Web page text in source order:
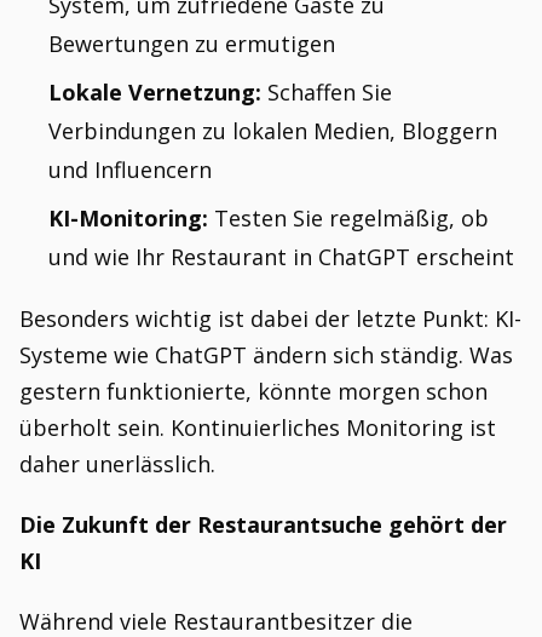
Bewertungen zu ermutigen
Lokale Vernetzung: Schaffen Sie
Verbindungen zu lokalen Medien, Bloggern
und Influencern
KI-Monitoring: Testen Sie regelmäßig, ob
und wie Ihr Restaurant in ChatGPT erscheint
Besonders wichtig ist dabei der letzte Punkt: KI-
Systeme wie ChatGPT ändern sich ständig. Was
gestern funktionierte, könnte morgen schon
überholt sein. Kontinuierliches Monitoring ist
daher unerlässlich.
Die Zukunft der Restaurantsuche gehört der
KI
Während viele Restaurantbesitzer die